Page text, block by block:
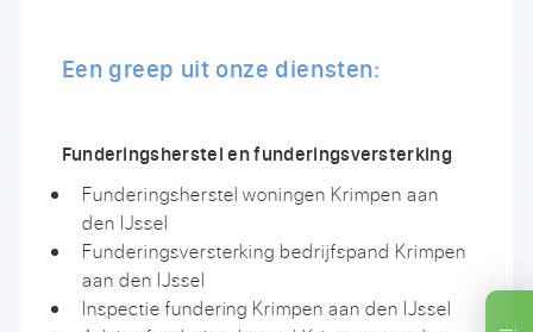
Een greep uit onze diensten:
Funderingsherstel en funderingsversterking
Funderingsherstel woningen Krimpen aan
den IJssel
Funderingsversterking bedrijfspand Krimpen
aan den IJssel
Inspectie fundering Krimpen aan den IJssel